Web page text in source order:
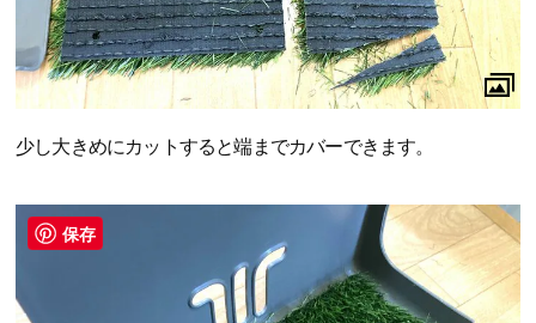
少し大きめにカットすると端までカバーできます。
保存